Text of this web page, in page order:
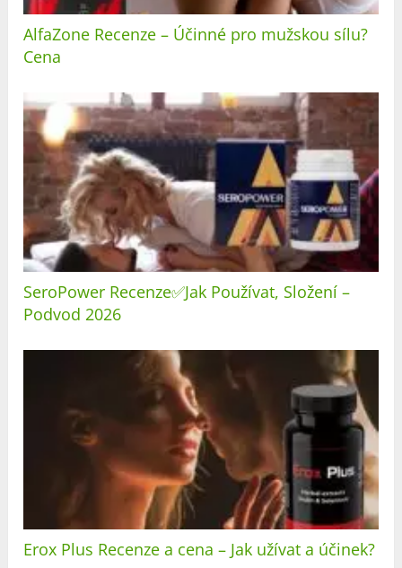
AlfaZone Recenze – Účinné pro mužskou sílu?
Cena
SeroPower Recenze✅Jak Používat, Složení –
Podvod 2026
Erox Plus Recenze a cena – Jak užívat a účinek?